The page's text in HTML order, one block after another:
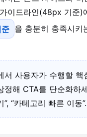
이드라인(48px 기준)
을 충분히 충족시키
서 사용자가 수행할 핵
정해 CTA를 단순화하
”, “카테고리 빠른 이동”.